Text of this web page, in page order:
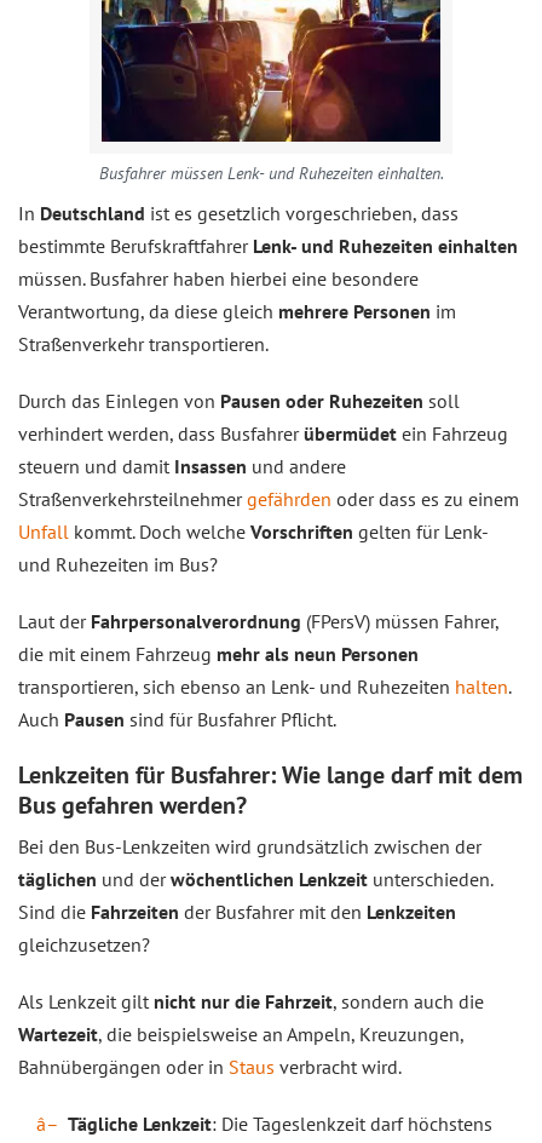
Busfahrer müssen Lenk- und Ruhezeiten einhalten.
In Deutschland ist es gesetzlich vorgeschrieben, dass
bestimmte Berufskraftfahrer Lenk- und Ruhezeiten einhalten
müssen. Busfahrer haben hierbei eine besondere
Verantwortung, da diese gleich mehrere Personen im
Straßenverkehr transportieren.
Durch das Einlegen von Pausen oder Ruhezeiten soll
verhindert werden, dass Busfahrerübermüdet ein Fahrzeug
steuern und damit Insassen und andere
Straßenverkehrsteilnehmergefährden oder dass es zu einem
Unfall kommt. Doch welche Vorschriften gelten für Lenk-
und Ruhezeiten im Bus?
Laut der Fahrpersonalverordnung (FPersV) müssen Fahrer,
die mit einem Fahrzeug mehr als neun Personen
transportieren, sich ebenso an Lenk- und Ruhezeiten halten.
Auch Pausen sind für Busfahrer Pflicht.
Lenkzeiten für Busfahrer: Wie lange darf mit dem
Bus gefahren werden?
Bei den Bus-Lenkzeiten wird grundsätzlich zwischen der
täglichen und derwöchentlichen Lenkzeit unterschieden.
Sind die Fahrzeiten der Busfahrer mit den Lenkzeiten
gleichzusetzen?
Als Lenkzeit gilt nicht nur die Fahrzeit, sondern auch die
Wartezeit, die beispielsweise an Ampeln, Kreuzungen,
Bahnübergängen oder in Staus verbracht wird.
Tägliche Lenkzeit: Die Tageslenkzeit darf höchstens